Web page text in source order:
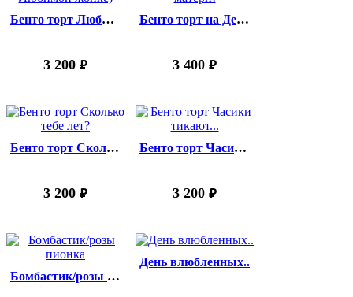
Бенто торт Любимой жопке)
3 200 руб.
Бенто торт на День матери!
3 400 руб.
Бенто торт Сколько тебе лет?
3 200 руб.
Бенто торт Часики тикают...
3 200 руб.
Бомбастик/розы пионка
День влюбленных..